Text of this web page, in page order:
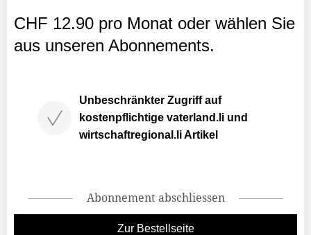
CHF 12.90 pro Monat oder wählen Sie
aus unseren Abonnements.
Unbeschränkter Zugriff auf
kostenpflichtige vaterland.li und
wirtschaftregional.li Artikel
Abonnement abschliessen
Zur Bestellseite